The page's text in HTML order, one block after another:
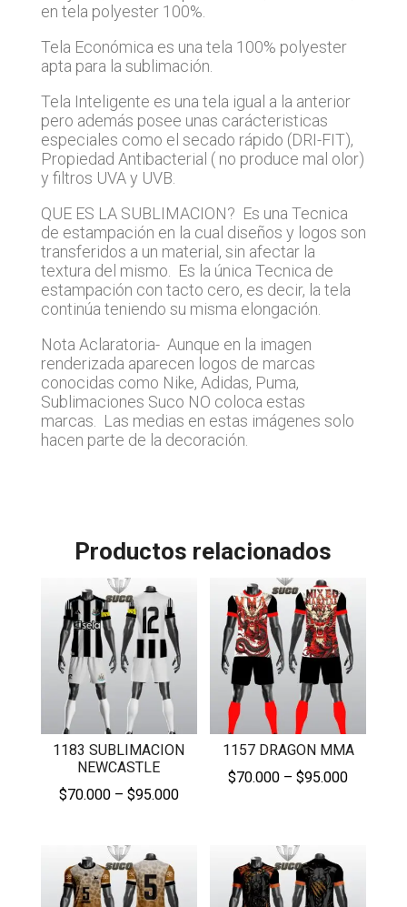
en tela polyester 100%.
Tela Económica es una tela 100% polyester
apta para la sublimación.
Tela Inteligente es una tela igual a la anterior
pero además posee unas carácteristicas
especiales como el secado rápido (DRI-FIT),
Propiedad Antibacterial ( no produce mal olor)
y filtros UVA y UVB.
QUE ES LA SUBLIMACION? Es una Tecnica
de estampación en la cual diseños y logos son
transferidos a un material, sin afectar la
textura del mismo. Es la única Tecnica de
estampación con tacto cero, es decir, la tela
continúa teniendo su misma elongación.
Nota Aclaratoria- Aunque en la imagen
renderizada aparecen logos de marcas
conocidas como Nike, Adidas, Puma,
Sublimaciones Suco NO coloca estas
marcas. Las medias en estas imágenes solo
hacen parte de la decoración.
Productos relacionados
1183 SUBLIMACION
NEWCASTLE
$70.000 – $95.000Price
1157 DRAGON MMA
$70.000 – $95.000Price